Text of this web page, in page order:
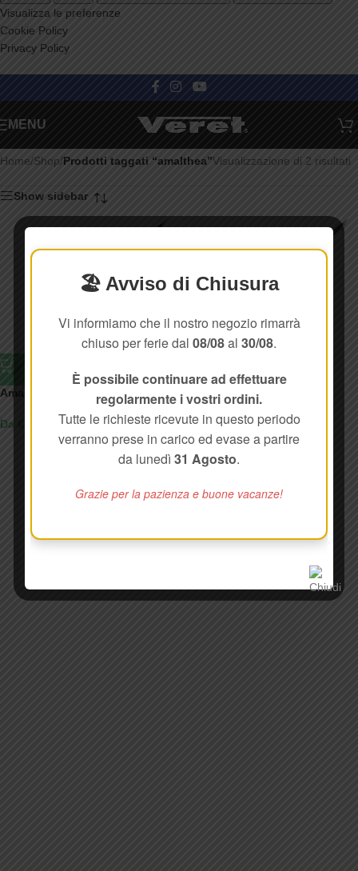
Visualizza le preferenze
Cookie Policy
Privacy Policy
MENU Categorie
Home/Shop/Prodotti taggati “amalthea”Visualizzazione di 2 risultati
Show sidebar
Amalthea Medium
Da € 213,86
Amalthea Strong
Da € 231,37
🏖️ Avviso di Chiusura
Vi informiamo che il nostro negozio rimarrà
chiuso per ferie dal 08/08al 30/08.
È possibile continuare ad effettuare
regolarmente i vostri ordini.
Tutte le richieste ricevute in questo periodo
verranno prese in carico ed evase a partire
da lunedì 31 Agosto.
Grazie per la pazienza e buone vacanze!